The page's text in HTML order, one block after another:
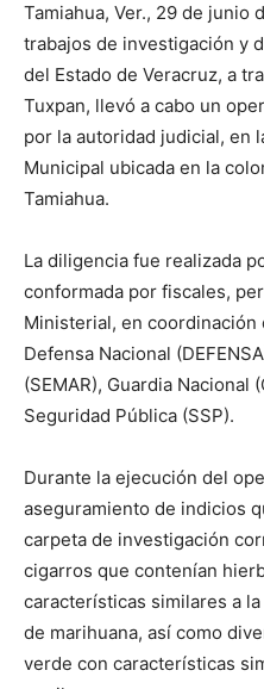
Tamiahua, Ver., 29 de junio
trabajos de investigación y
del Estado de Veracruz, a
Tuxpan, llevó a cabo un
por la autoridad judicial, en
Municipal ubicada en la
Tamiahua.
La diligencia fue realizada
conformada por fiscales,
Ministerial, en coordinación
Defensa Nacional
(SEMAR), Guardia Nacional
Seguridad Pública (SSP).
Durante la ejecución del
aseguramiento de indicios
carpeta de investigación
cigarros que contenían
características similares a
de marihuana, así como
verde con características